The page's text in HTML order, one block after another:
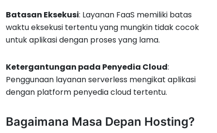
Batasan Eksekusi: Layanan FaaS memiliki batas
waktu eksekusi tertentu yang mungkin tidak cocok
untuk aplikasi dengan proses yang lama.
Ketergantungan pada Penyedia Cloud:
Penggunaan layanan serverless mengikat aplikasi
dengan platform penyedia cloud tertentu.
Bagaimana Masa Depan Hosting?